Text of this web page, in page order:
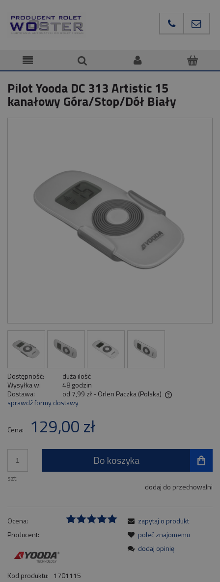
Pilot Yooda DC 313 Artistic 15
kanałowy Góra/Stop/Dół Biały
Dostępność:
duża ilość
Wysyłka w:
48 godzin
Dostawa:
od 7,99 zł - Orlen Paczka (Polska)
Cena nie zawiera ewentualnych kosztów płatności
sprawdź formy dostawy
Cena: 129,00 zł
szt.
Do koszyka
dodaj do przechowalni
Ocena:
Producent:
Kod produktu: 1701115
zapytaj o produkt
poleć znajomemu
dodaj opinię